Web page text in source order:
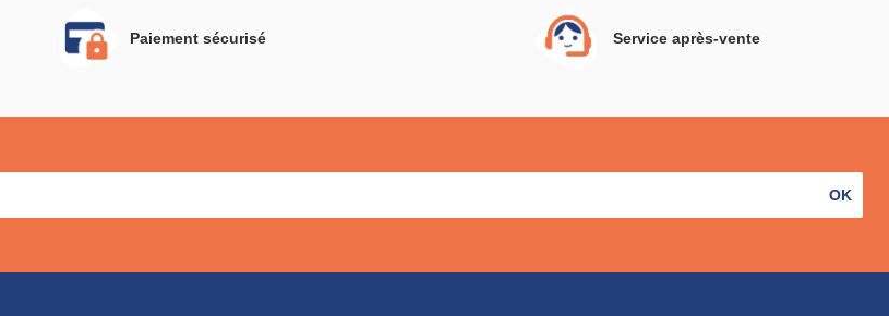
Paiement sécurisé Service après-vente
OK